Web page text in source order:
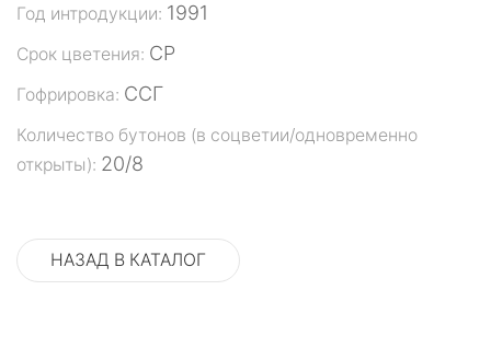
Год интродукции: 1991
Срок цветения: СР
Гофрировка: ССГ
Количество бутонов (в соцветии/одновременно
открыты): 20/8
НАЗАД В КАТАЛОГ